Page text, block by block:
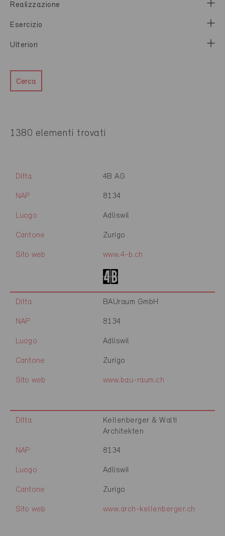
Realizzazione
Esercizio
Ulteriori
Cerca
1380 elementi trovati
Ditta 4B AG
NAP 8134
Luogo Adliswil
Cantone Zurigo
Sito web www.4-b.ch
Ditta BAUraum GmbH
NAP 8134
Luogo Adliswil
Cantone Zurigo
Sito web www.bau-raum.ch
Ditta
Kellenberger & Walti
Architekten
NAP 8134
Luogo Adliswil
Cantone Zurigo
Sito web www.arch-kellenberger.ch